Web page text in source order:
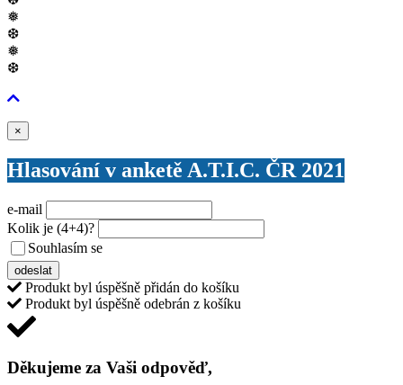
❅
❆
❅
❆
×
Hlasování v anketě A.T.I.C. ČR 2021
e-mail
Kolik je (4+4)?
Souhlasím se
odeslat
Produkt byl úspěšně přidán do košíku
Produkt byl úspěšně odebrán z košíku
Děkujeme za Vaši odpověď,